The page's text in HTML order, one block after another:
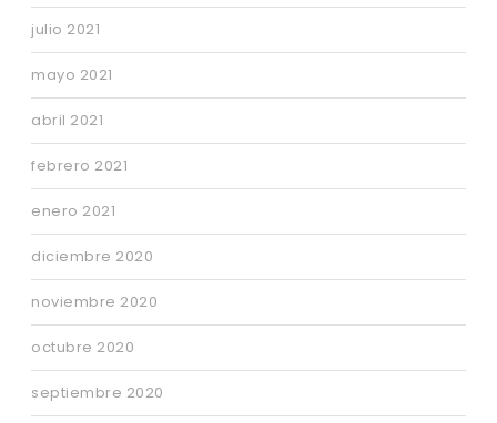
julio 2021
mayo 2021
abril 2021
febrero 2021
enero 2021
diciembre 2020
noviembre 2020
octubre 2020
septiembre 2020